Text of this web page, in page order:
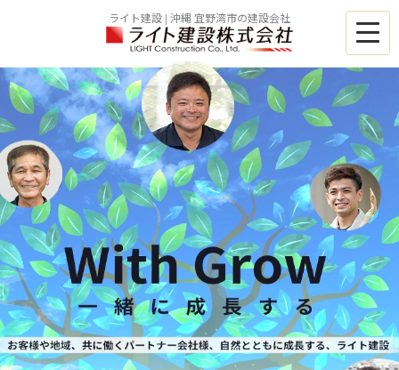
ライト建設 | 沖縄 宜野湾市の建設会社